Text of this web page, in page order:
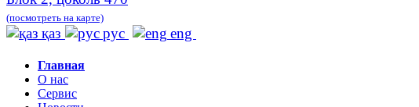
(посмотреть на карте)
рус
қаз eng
Главная
О нас
Сервис